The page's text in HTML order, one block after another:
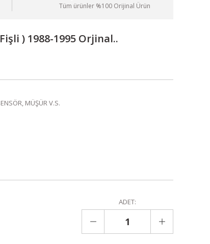
Tüm ürünler %100 Orijinal Ürün
) 1988-1995 Orjinal..
MÜŞÜR V.S.
ADET: